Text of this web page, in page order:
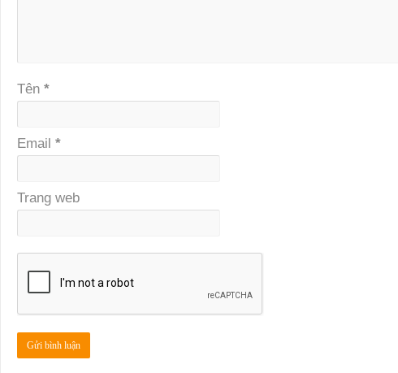
Tên *
Email *
Trang web